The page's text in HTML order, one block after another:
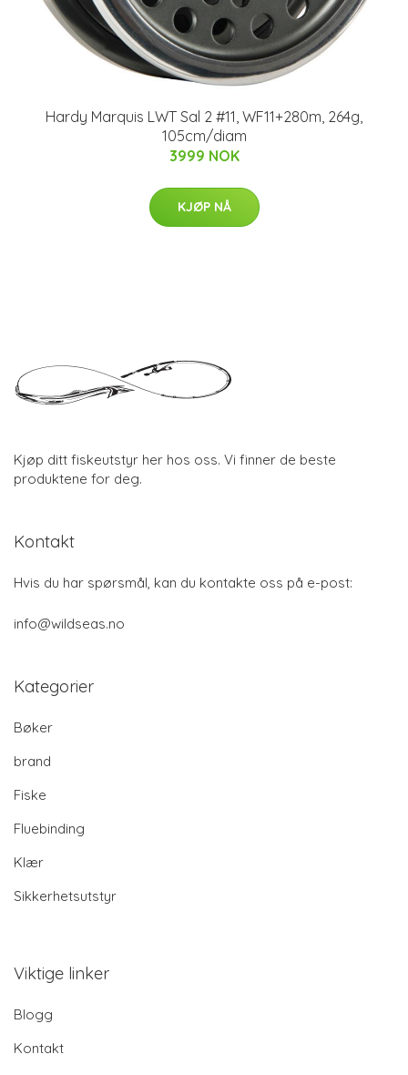
Hardy Marquis LWT Sal 2 #11, WF11+280m, 264g,
105cm/diam
3999 NOK
KJØP NÅ
Kjøp ditt fiskeutstyr her hos oss. Vi finner de beste
produktene for deg.
Kontakt
Hvis du har spørsmål, kan du kontakte oss på e-post:
info@wildseas.no
Kategorier
Bøker
brand
Fiske
Fluebinding
Klær
Sikkerhetsutstyr
Viktige linker
Blogg
Kontakt